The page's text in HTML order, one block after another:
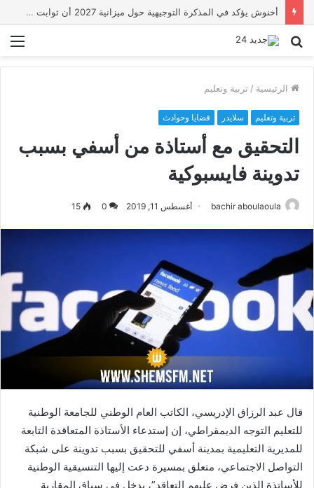
أخنوش يؤكد في المذكرة التوجيهية حول ميزانية 2027 أن ثوابت العدالة الاجتماعية والمجالية خيار استراتيجي للبلاد
بحث
الرئيسية / تربية وتعليم
تربية وتعليم سلايدر قضايا وحوادث
التحقيق مع أستاذة من أسفي بسبب
تدوينة فايسبوكية
bachir aboulaoula أغسطس 11, 2019 0
15
قال عبد الرزاق الإدريسي، الكاتب العام الوطني للجامعة الوطنية
للتعليم التوجه الديمقراطي، إن إستدعاء الأستاذة المتعاقدة التابعة
للمديرية التعليمية بمدينة أسفي للتحقيق بسبب تدوينة على شبكة
التواصل الاجتماعي، متعلق بمسيرة دعت إليها التنسيقية الوطنية
للأساتذة الذين فرض عليهم التعاقد”، يدخل في سياق المقاربة